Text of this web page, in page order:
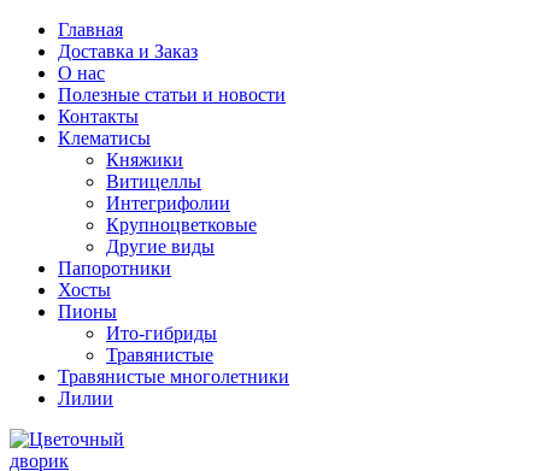
Главная
Доставка и Заказ
О нас
Полезные статьи и новости
Контакты
Клематисы
Княжики
Витицеллы
Интегрифолии
Крупноцветковые
Другие виды
Папоротники
Хосты
Пионы
Ито-гибриды
Травянистые
Травянистые многолетники
Лилии